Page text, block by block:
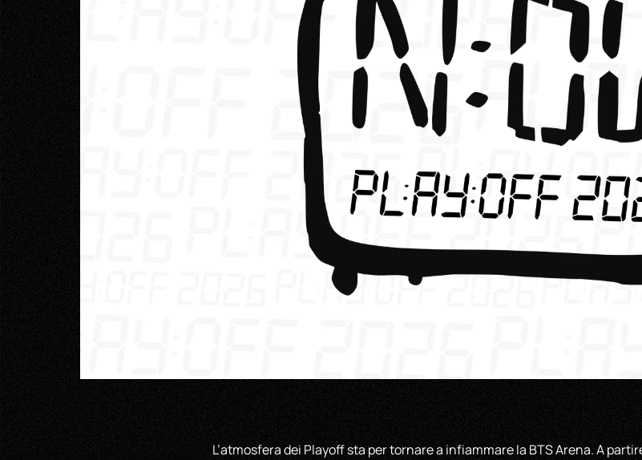
L’atmosfera dei Playoff sta per tornare a infiammare la BTS Arena. A